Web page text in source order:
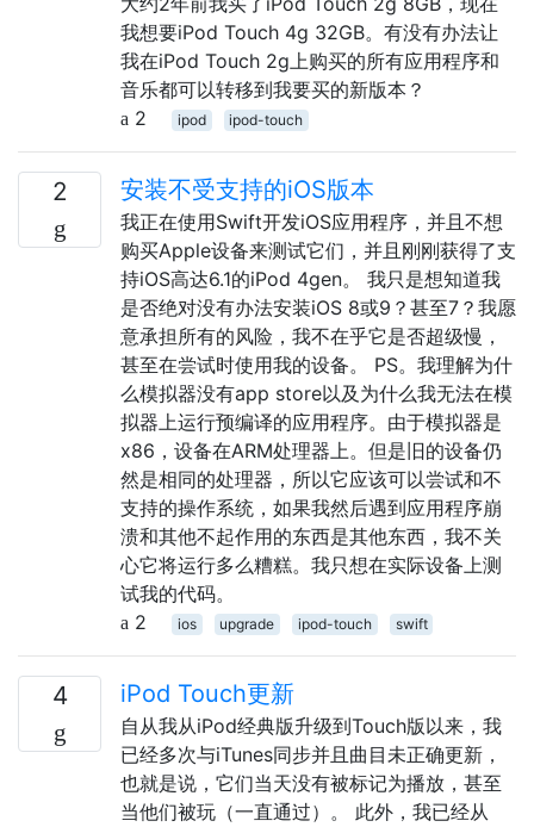
我想要iPod Touch 4g 32GB。有没有办法让
我在iPod Touch 2g上购买的所有应用程序和
音乐都可以转移到我要买的新版本？
2
ipod ipod-touch
2 安装不受支持的iOS版本
我正在使用Swift开发iOS应用程序，并且不想
购买Apple设备来测试它们，并且刚刚获得了支
持iOS高达6.1的iPod 4gen。 我只是想知道我
是否绝对没有办法安装iOS 8或9？甚至7？我愿
意承担所有的风险，我不在乎它是否超级慢，
甚至在尝试时使用我的设备。 PS。我理解为什
么模拟器没有app store以及为什么我无法在模
拟器上运行预编译的应用程序。由于模拟器是
x86，设备在ARM处理器上。但是旧的设备仍
然是相同的处理器，所以它应该可以尝试和不
支持的操作系统，如果我然后遇到应用程序崩
溃和其他不起作用的东西是其他东西，我不关
心它将运行多么糟糕。我只想在实际设备上测
试我的代码。
2
ios upgrade ipod-touch swift
4 iPod Touch更新
自从我从iPod经典版升级到Touch版以来，我
已经多次与iTunes同步并且曲目未正确更新，
也就是说，它们当天没有被标记为播放，甚至
当他们被玩（一直通过）。 此外，我已经从